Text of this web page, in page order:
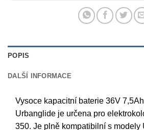
POPIS
DALŠÍ INFORMACE
Vysoce kapacitní baterie 36V
Urbanglide je určena pro
350. Je plně kompatibilní s modely